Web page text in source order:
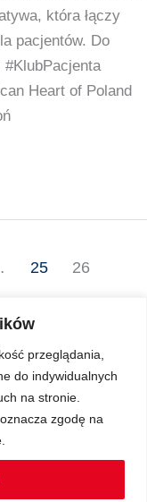
przeglądania,
do indywidualnych
na stronie.
zgodę na
która łączy
pacjentów. Do
Heart of Poland
25 26
Pacjenta
on-line